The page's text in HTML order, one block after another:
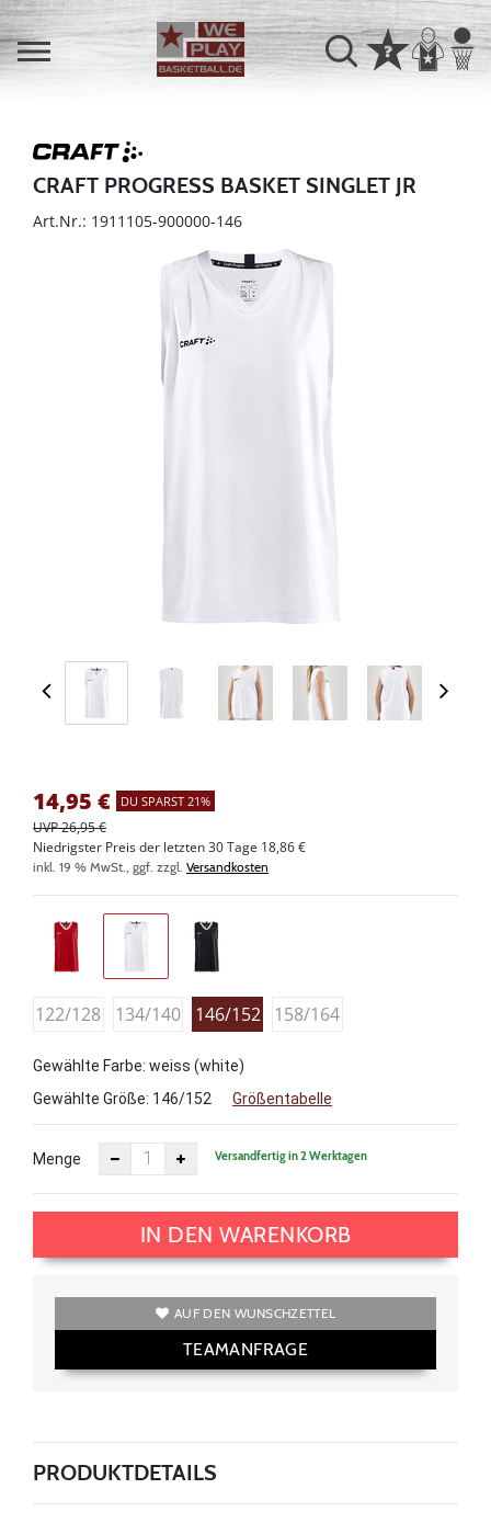
CRAFT PROGRESS BASKET SINGLET JR
Art.Nr.: 1911105-900000-146
14,95 € DU SPARST 21%
UVP 26,95 €
Niedrigster Preis der letzten 30 Tage 18,86 €
inkl. 19 % MwSt., ggf. zzgl. Versandkosten
122/128 134/140 146/152 158/164
Gewählte Farbe: weiss (white)
Gewählte Größe: 146/152 Größentabelle
Menge Versandfertig in 2 Werktagen
IN DEN WARENKORB
AUF DEN WUNSCHZETTEL
TEAMANFRAGE
PRODUKTDETAILS